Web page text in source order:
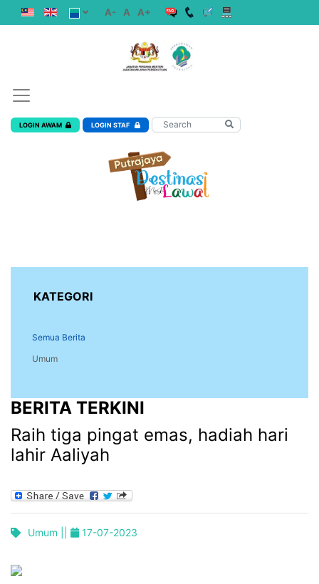
A- A A+
LOGIN AWAM LOGIN STAF
KATEGORI
Semua Berita
Umum
BERITA TERKINI
Raih tiga pingat emas, hadiah hari
lahir Aaliyah
Umum || 17-07-2023